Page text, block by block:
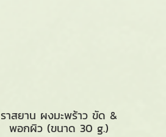
ราสยาน ผงมะพร้าว ขัด &
พอกผิว (ขนาด 30 g.)